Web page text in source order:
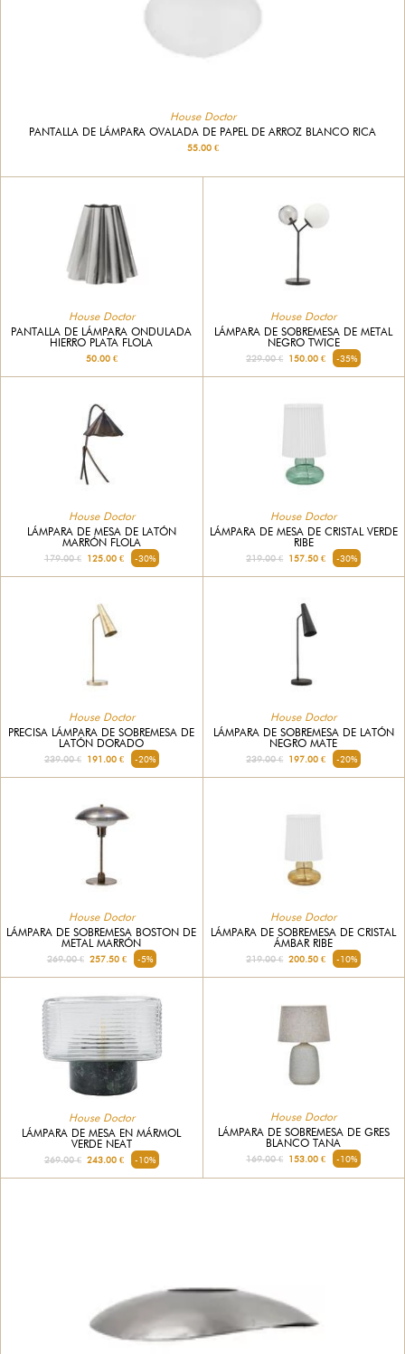
House Doctor
PANTALLA DE LÁMPARA OVALADA DE PAPEL DE ARROZ BLANCO RICA
55.00 €
House Doctor
PANTALLA DE LÁMPARA ONDULADA
HIERRO PLATA FLOLA
50.00 €
House Doctor
LÁMPARA DE SOBREMESA DE METAL
NEGRO TWICE
229.00 € 150.00 € -35%
House Doctor
LÁMPARA DE MESA DE LATÓN
MARRÓN FLOLA
179.00 €125.00 € -30%
House Doctor
LÁMPARA DE MESA DE CRISTAL VERDE
RIBE
219.00 € 157.50 € -30%
House Doctor
PRECISA LÁMPARA DE SOBREMESA DE
LATÓN DORADO
239.00 €191.00 € -20%
House Doctor
LÁMPARA DE SOBREMESA DE LATÓN
NEGRO MATE
239.00 € 197.00 € -20%
House Doctor
LÁMPARA DE SOBREMESA BOSTON DE
METAL MARRÓN
269.00 €257.50 € -5%
House Doctor
LÁMPARA DE SOBREMESA DE CRISTAL
ÁMBAR RIBE
219.00 € 200.50 € -10%
House Doctor
LÁMPARA DE MESA EN MÁRMOL
VERDE NEAT
269.00 €243.00 € -10%
House Doctor
LÁMPARA DE SOBREMESA DE GRES
BLANCO TANA
169.00 € 153.00 € -10%